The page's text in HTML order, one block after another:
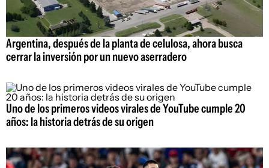
Argentina, después de la planta de celulosa, ahora busca
cerrar la inversión por un nuevo aserradero
Uno de los primeros videos virales de YouTube cumple 20
años: la historia detrás de su origen